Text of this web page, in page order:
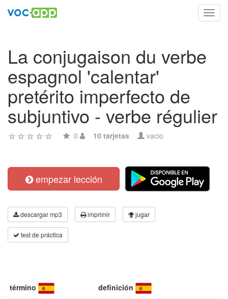
La conjugaison du verbe
espagnol 'calentar'
pretérito imperfecto de
subjuntivo - verbe régulier
0 10 tarjetas vacio
empezar lección
descargar mp3 imprimir jugar
test de práctica
término definición